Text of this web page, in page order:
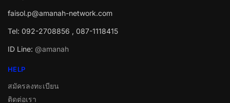
faisol.p@amanah-network.com
Tel: 092-2708856 , 087-1118415
ID Line: @amanah
HELP
สมัครลงทะเบียน
ติดต่อเรา